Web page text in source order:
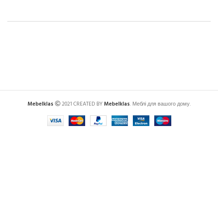
Mebelklas 2021 CREATED BYMebelklas. Меблі для вашого дому.